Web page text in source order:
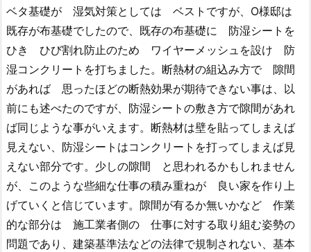
ベタ基礎が 湿気対策としては ベストですが、O様邸は
既存が布基礎でしたので、既存の布基礎に 防湿シートを
ひき ひび割れ防止のため ワイヤーメッシュを設け 防
湿コンクリートを打ちました。断熱材の組込み方で 隙間
があれば 思ったほどの断熱効果が期待できない事は、以
前にも述べたのですが、防湿シートの敷き方で隙間があれ
ば同じような事がいえます。断熱材は壁を貼ってしまえば
見えない、防湿シートはコンクリートを打ってしまえば見
えない部分です。少しの隙間 と思われるかもしれません
が、このような些細な仕事の積み重ねが 良い家を作り上
げていくと信じています。隙間が有るか無いかなど 作業
的な部分は 施工業者側の 仕事に対する取り組む姿勢の
問題であり、建築基準法などの法律で規制されない、基本